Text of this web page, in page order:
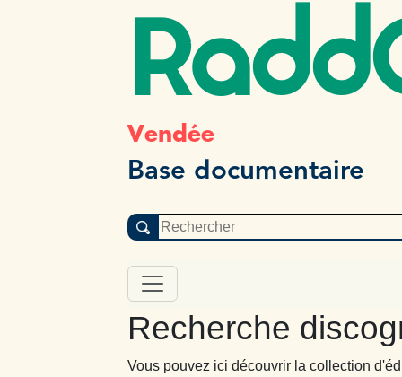
Vendée
Base documentaire
Recherche
Vous pouvez ici découvrir la collection